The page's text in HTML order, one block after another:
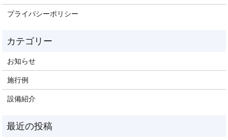
プライバシーポリシー
お知らせ
施行例
設備紹介